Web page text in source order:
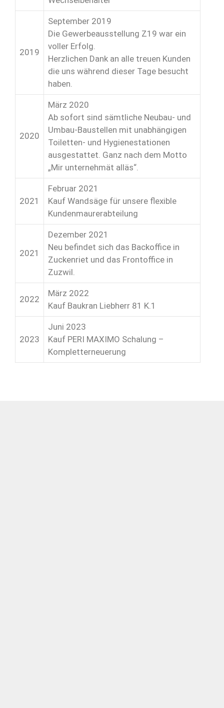
2019
September 2019
Die Gewerbeausstellung Z19 war ein
voller Erfolg.
Herzlichen Dank an alle treuen Kunden
die uns während dieser Tage besucht
haben.
2020
März 2020
Ab sofort sind sämtliche Neubau- und
Umbau-Baustellen mit unabhängigen
Toiletten- und Hygienestationen
ausgestattet. Ganz nach dem Motto
„Mir unternehmät alläs“.
2021
Februar 2021
Kauf Wandsäge für unsere flexible
Kundenmaurerabteilung
2021
Dezember 2021
Neu befindet sich das Backoffice in
Zuckenriet und das Frontoffice in
Zuzwil.
2022
März 2022
Kauf Baukran Liebherr 81 K.1
2023
Juni 2023
Kauf PERI MAXIMO Schalung –
Kompletterneuerung